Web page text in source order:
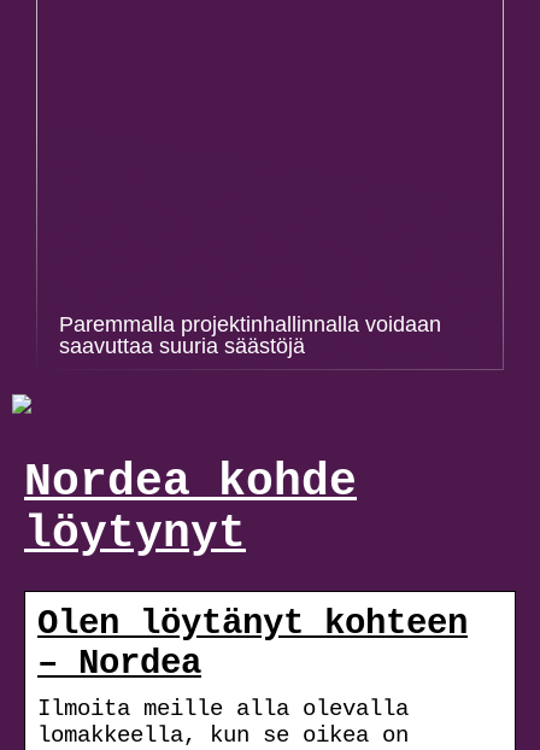
Paremmalla projektinhallinnalla voidaan
saavuttaa suuria säästöjä
Nordea kohde
löytynyt
Olen löytänyt kohteen
– Nordea
Ilmoita meille alla olevalla
lomakkeella, kun se oikea on